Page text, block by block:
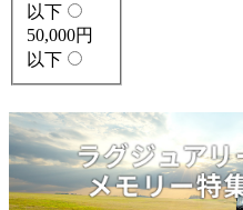
以下
50,000円
以下